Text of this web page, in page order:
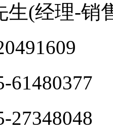
生(经理-销